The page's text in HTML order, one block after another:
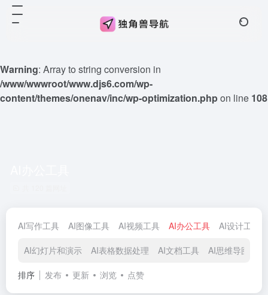
Warning: Array to string conversion in
/www/wwwroot/www.djs6.com/wp-
content/themes/onenav/inc/wp-optimization.phpon line 108
AI写作工具 AI图像工具 AI视频工具 AI办公工具 AI设计工具
AI幻灯片和演示 AI表格数据处理 AI文档工具 AI思维导图
排序 发布 更新 浏览 点赞